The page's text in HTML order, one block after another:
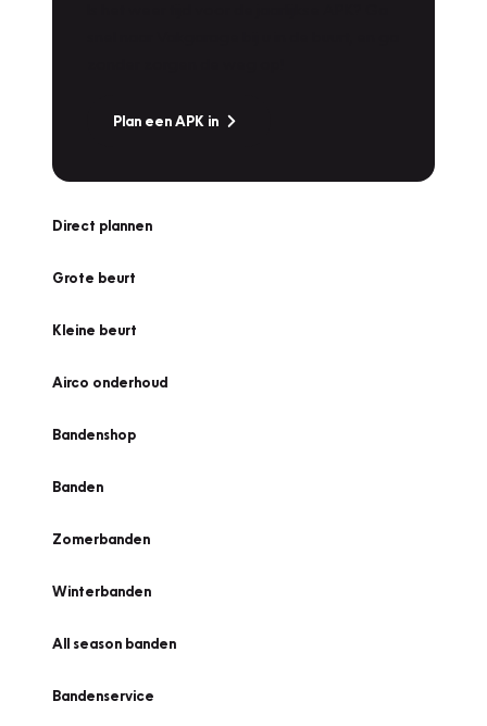
Plan een APK in
Direct plannen
Grote beurt
Kleine beurt
Airco onderhoud
Bandenshop
Banden
Zomerbanden
Winterbanden
All season banden
Bandenservice